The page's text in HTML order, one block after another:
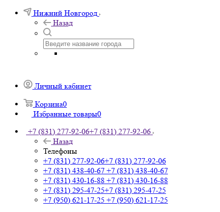
Нижний Новгород
Назад
Личный кабинет
Корзина0
Избранные товары0
+7 (831) 277-92-06+7 (831) 277-92-06
Назад
Телефоны
+7 (831) 277-92-06+7 (831) 277-92-06
+7 (831) 438-40-67 +7 (831) 438-40-67
+7 (831) 430-16-88 +7 (831) 430-16-88
+7 (831) 295-47-25+7 (831) 295-47-25
+7 (950) 621-17-25 +7 (950) 621-17-25